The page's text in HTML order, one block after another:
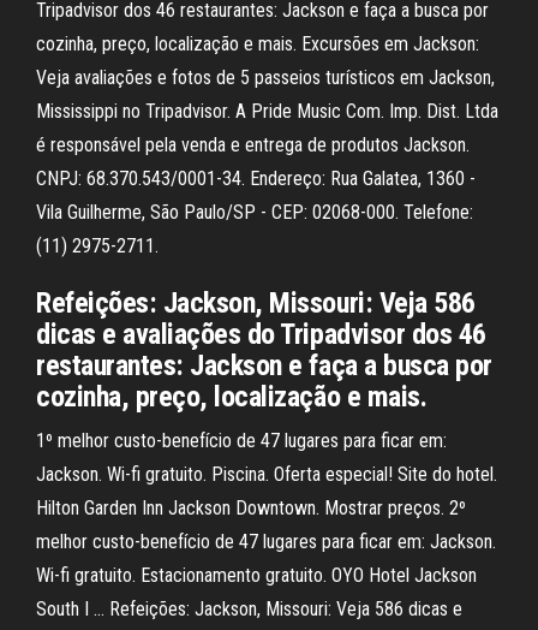
Tripadvisor dos 46 restaurantes: Jackson e faça a busca por
cozinha, preço, localização e mais. Excursões em Jackson:
Veja avaliações e fotos de 5 passeios turísticos em Jackson,
Mississippi no Tripadvisor. A Pride Music Com. Imp. Dist. Ltda
é responsável pela venda e entrega de produtos Jackson.
CNPJ: 68.370.543/0001-34. Endereço: Rua Galatea, 1360 -
Vila Guilherme, São Paulo/SP - CEP: 02068-000. Telefone:
(11) 2975-2711.
Refeições: Jackson, Missouri: Veja 586
dicas e avaliações do Tripadvisor dos 46
restaurantes: Jackson e faça a busca por
cozinha, preço, localização e mais.
1º melhor custo-benefício de 47 lugares para ficar em:
Jackson. Wi-fi gratuito. Piscina. Oferta especial! Site do hotel.
Hilton Garden Inn Jackson Downtown. Mostrar preços. 2º
melhor custo-benefício de 47 lugares para ficar em: Jackson.
Wi-fi gratuito. Estacionamento gratuito. OYO Hotel Jackson
South I … Refeições: Jackson, Missouri: Veja 586 dicas e